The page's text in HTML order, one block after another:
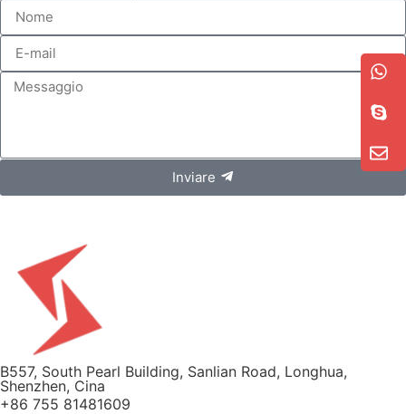
Inviare
B557, South Pearl Building, Sanlian Road, Longhua,
Shenzhen, Cina
+86 755 81481609